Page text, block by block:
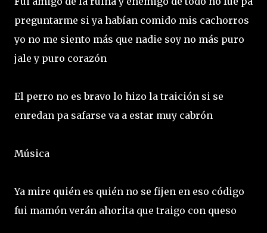
preguntarme si ya habían comido mis cachorros
yo no me siento más que nadie soy no más puro
jale y puro corazón
El perro no es bravo lo hizo la traición si se
enredan pa safarse va a estar muy cabrón
Música
Ya mire quién es quién no se fijen en eso código
fui mamón verán ahorita que traigo con queso